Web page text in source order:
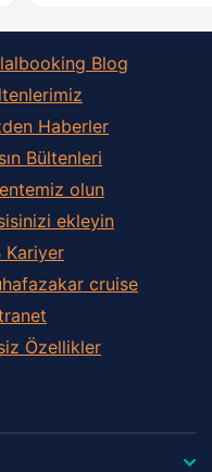
Blog
Haberler
Bültenleri
olun
ekleyin
Kariyer
сruise
Özellikler